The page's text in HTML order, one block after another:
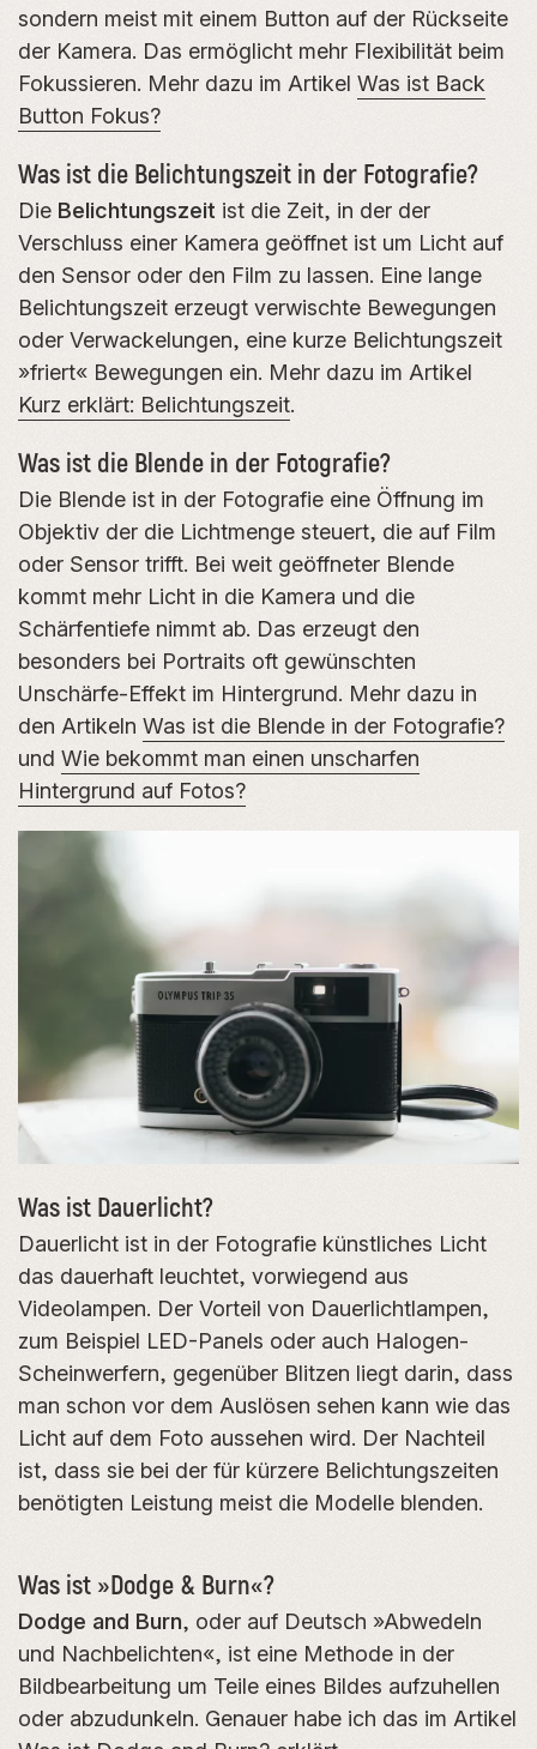
sondern meist mit einem Button auf der Rückseite
der Kamera. Das ermöglicht mehr Flexibilität beim
Fokussieren. Mehr dazu im Artikel Was ist Back
Button Fokus?
Was ist die Belichtungszeit in der Fotografie?
Die Belichtungszeit ist die Zeit, in der der
Verschluss einer Kamera geöffnet ist um Licht auf
den Sensor oder den Film zu lassen. Eine lange
Belichtungszeit erzeugt verwischte Bewegungen
oder Verwackelungen, eine kurze Belichtungszeit
»friert« Bewegungen ein. Mehr dazu im Artikel
Kurz erklärt: Belichtungszeit.
Was ist die Blende in der Fotografie?
Die Blende ist in der Fotografie eine Öffnung im
Objektiv der die Lichtmenge steuert, die auf Film
oder Sensor trifft. Bei weit geöffneter Blende
kommt mehr Licht in die Kamera und die
Schärfentiefe nimmt ab. Das erzeugt den
besonders bei Portraits oft gewünschten
Unschärfe-Effekt im Hintergrund. Mehr dazu in
den Artikeln Was ist die Blende in der Fotografie?
und Wie bekommt man einen unscharfen
Hintergrund auf Fotos?
Was ist Dauerlicht?
Dauerlicht ist in der Fotografie künstliches Licht
das dauerhaft leuchtet, vorwiegend aus
Videolampen. Der Vorteil von Dauerlichtlampen,
zum Beispiel LED-Panels oder auch Halogen-
Scheinwerfern, gegenüber Blitzen liegt darin, dass
man schon vor dem Auslösen sehen kann wie das
Licht auf dem Foto aussehen wird. Der Nachteil
ist, dass sie bei der für kürzere Belichtungszeiten
benötigten Leistung meist die Modelle blenden.
Was ist »Dodge & Burn«?
Dodge and Burn, oder auf Deutsch »Abwedeln
und Nachbelichten«, ist eine Methode in der
Bildbearbeitung um Teile eines Bildes aufzuhellen
oder abzudunkeln. Genauer habe ich das im Artikel